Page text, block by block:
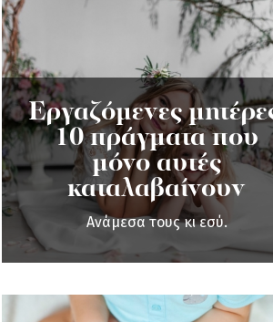
Εργαζόμενες
10 πράγματα που
μόνο αυτές
καταλαβαίνουν
Ανάμεσα τους κι εσύ.